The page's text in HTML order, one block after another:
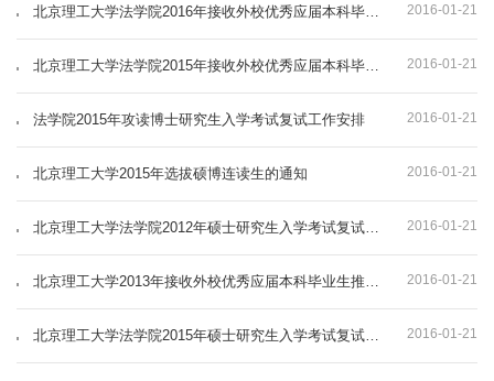
2016-01-21
2016-01-21
2016-01-21
法学院2015年攻读博士研究生入学考试复试工作安排
2016-01-21
北京理工大学2015年选拔硕博连读生的通知
2016-01-21
2016-01-21
2016-01-21